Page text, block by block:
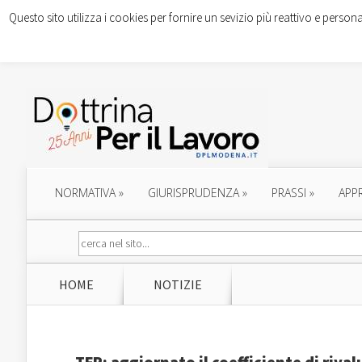
NORMATIVA» GIURISPRUDENZA» PRASSI »
HOME NOTIZIE
Questo sito utilizza i cookies per fornire un sevizio più reattivo e